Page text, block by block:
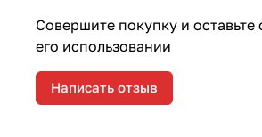
Совершите покупку и оставьте
его использовании
Написать отзыв